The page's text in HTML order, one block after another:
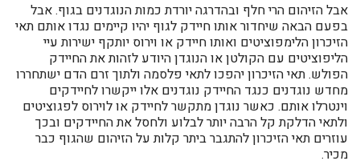
אבל הזיהום הרי חלף ובהדרגה יורדת כמות הנוגדנים בגוף. אבל
בפעם הבאה שיחדור אותו חיידק לגוף יהיו קיימים נגדו אותם תאי
הזיכרון הלימפוציטים ואותו חיידק או וירוס יותקף ישירות עיי
הליפוציטים עם הקולטן או הנוגדן היודע לזהות את החיידק
הפולש. תאי הזיכרון יהפכו לתאי פלסמה ולתוך זרם הדם ישתחררו
מחדש נוגדנים כנגד החיידק נוגדנים אלו ייקשרו לחיידקים
וינטרלו אותם. כאשר נוגדן מתקשר לחיידק או לוירוס לפגוציטים
ולתאי הדלקת קל הרבה יותר לבלוע ולחסל את החיידקים ובכך
עוזרים תאי הזיכרון להתגבר ביתר קלות על הזיהום שהגוף כבר
מכיר.